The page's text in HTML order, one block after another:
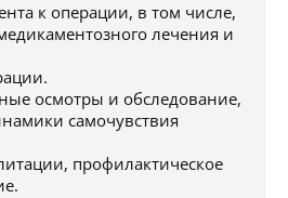
к операции, в том числе,
лечения и
осмотры и обследование,
самочувствия
профилактическое